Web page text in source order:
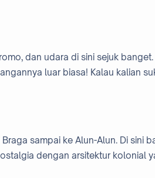
dan udara di sini sejuk
luar biasa! Kalau kalian
sampai ke Alun-Alun. Di sini
dengan arsitektur kolonial